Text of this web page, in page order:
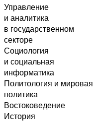
Управление
и аналитика
в государственном
секторе
Социология
и социальная
информатика
Политология и мировая
политика
Востоковедение
История